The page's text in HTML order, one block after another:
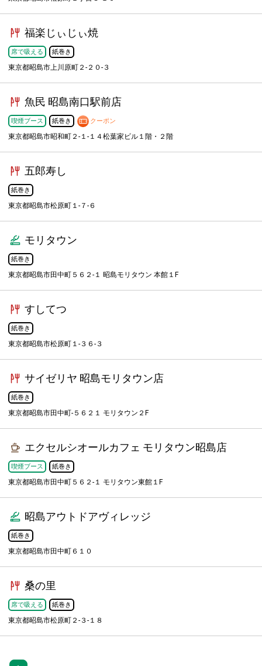
福楽じぃじぃ焼
席で吸える 紙巻き
東京都昭島市上川原町２-２０-３
魚民 昭島南口駅前店
喫煙ブース 紙巻き クーポン
東京都昭島市昭和町２-１-１４松葉家ビル１階・２階
五郎寿し
紙巻き
東京都昭島市松原町１-７-６
モリタウン
紙巻き
東京都昭島市田中町５６２-１ 昭島モリタウン 本館１F
すしてつ
紙巻き
東京都昭島市松原町１-３６-３
サイゼリヤ 昭島モリタウン店
紙巻き
東京都昭島市田中町-５６２１ モリタウン２F
エクセルシオールカフェ モリタウン昭島店
喫煙ブース 紙巻き
東京都昭島市田中町５６２-１ モリタウン東館１F
昭島アウトドアヴィレッジ
紙巻き
東京都昭島市田中町６１０
桑の里
席で吸える 紙巻き
東京都昭島市松原町２-３-１８